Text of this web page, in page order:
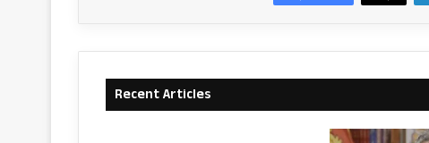
Recent Articles